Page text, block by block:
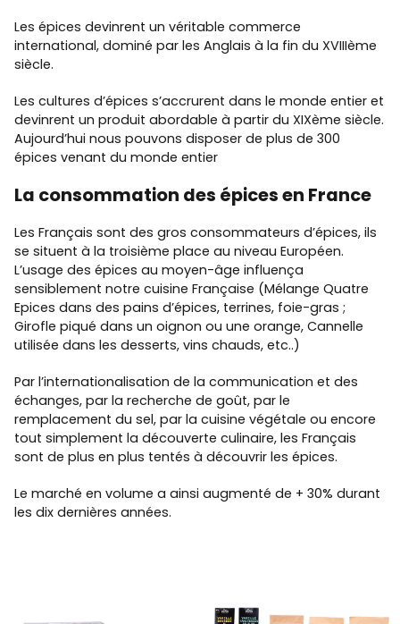
Les épices devinrent un véritable commerce
international, dominé par les Anglais à la fin du XVIIIème
siècle.
Les cultures d’épices s’accrurent dans le monde entier et
devinrent un produit abordable à partir du XIXème siècle.
Aujourd’hui nous pouvons disposer de plus de 300
épices venant du monde entier
La consommation des épices en France
Les Français sont des gros consommateurs d’épices, ils
se situent à la troisième place au niveau Européen.
L’usage des épices au moyen-âge influença
sensiblement notre cuisine Française (Mélange Quatre
Epices dans des pains d’épices, terrines, foie-gras ;
Girofle piqué dans un oignon ou une orange, Cannelle
utilisée dans les desserts, vins chauds, etc..)
Par l’internationalisation de la communication et des
échanges, par la recherche de goût, par le
remplacement du sel, par la cuisine végétale ou encore
tout simplement la découverte culinaire, les Français
sont de plus en plus tentés à découvrir les épices.
Le marché en volume a ainsi augmenté de + 30% durant
les dix dernières années.